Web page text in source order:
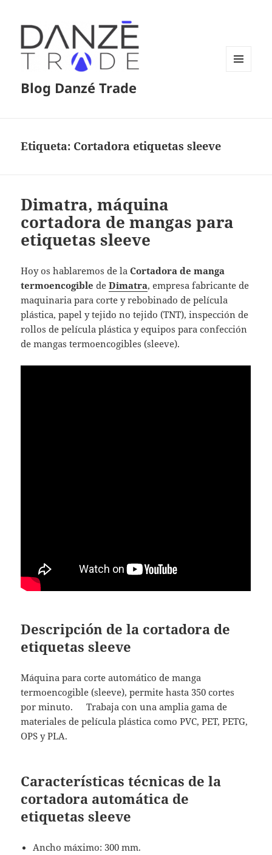
Blog Danzé Trade
Etiqueta: Cortadora etiquetas sleeve
Dimatra, máquina
cortadora de mangas para
etiquetas sleeve
Hoy os hablaremos de laCortadora de manga
termoencogible deDimatra, empresa fabricante de
maquinaria para corte y rebobinado de película
plástica, papel y tejido no tejido (TNT), inspección de
rollos de película plástica y equipos para confección
de mangas termoencogibles (sleeve).
Descripción de la cortadora de
etiquetas sleeve
Máquina para corte automático de manga
termoencogible (sleeve), permite hasta 350 cortes
por minuto. Trabaja con una amplia gama de
materiales de película plástica como PVC, PET, PETG,
OPS y PLA.
Características técnicas de la
cortadora automática de
etiquetas sleeve
Ancho máximo: 300 mm.